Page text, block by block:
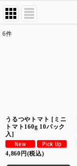
6件
うるつやトマト [ ミニ
トマト160g 10パック
入]
4,860 円 (税込)